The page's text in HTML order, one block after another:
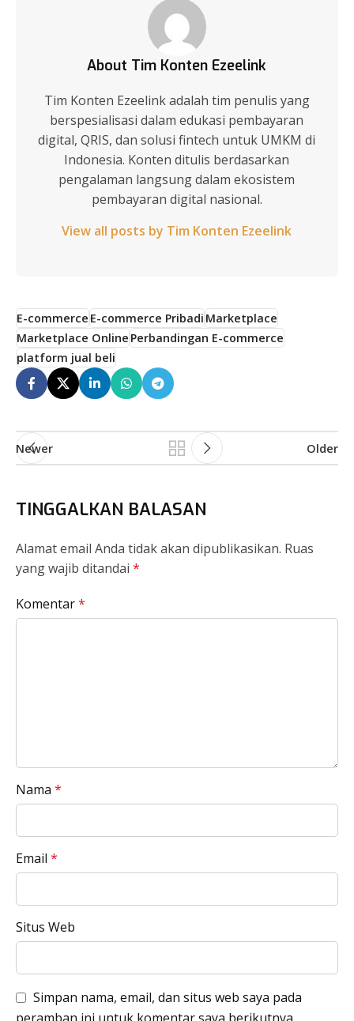
About Tim Konten Ezeelink
Tim Konten Ezeelink adalah tim penulis yang
berspesialisasi dalam edukasi pembayaran
digital, QRIS, dan solusi fintech untuk UMKM di
Indonesia. Konten ditulis berdasarkan
pengalaman langsung dalam ekosistem
pembayaran digital nasional.
View all posts by Tim Konten Ezeelink
E-commerceE-commerce PribadiMarketplace
Marketplace OnlinePerbandingan E-commerce
platform jual beli
Newer Older
TINGGALKAN BALASAN
Alamat email Anda tidak akan dipublikasikan. Ruas
yang wajib ditandai *
Komentar*
Nama *
Email *
Situs Web
Simpan nama, email, dan situs web saya pada